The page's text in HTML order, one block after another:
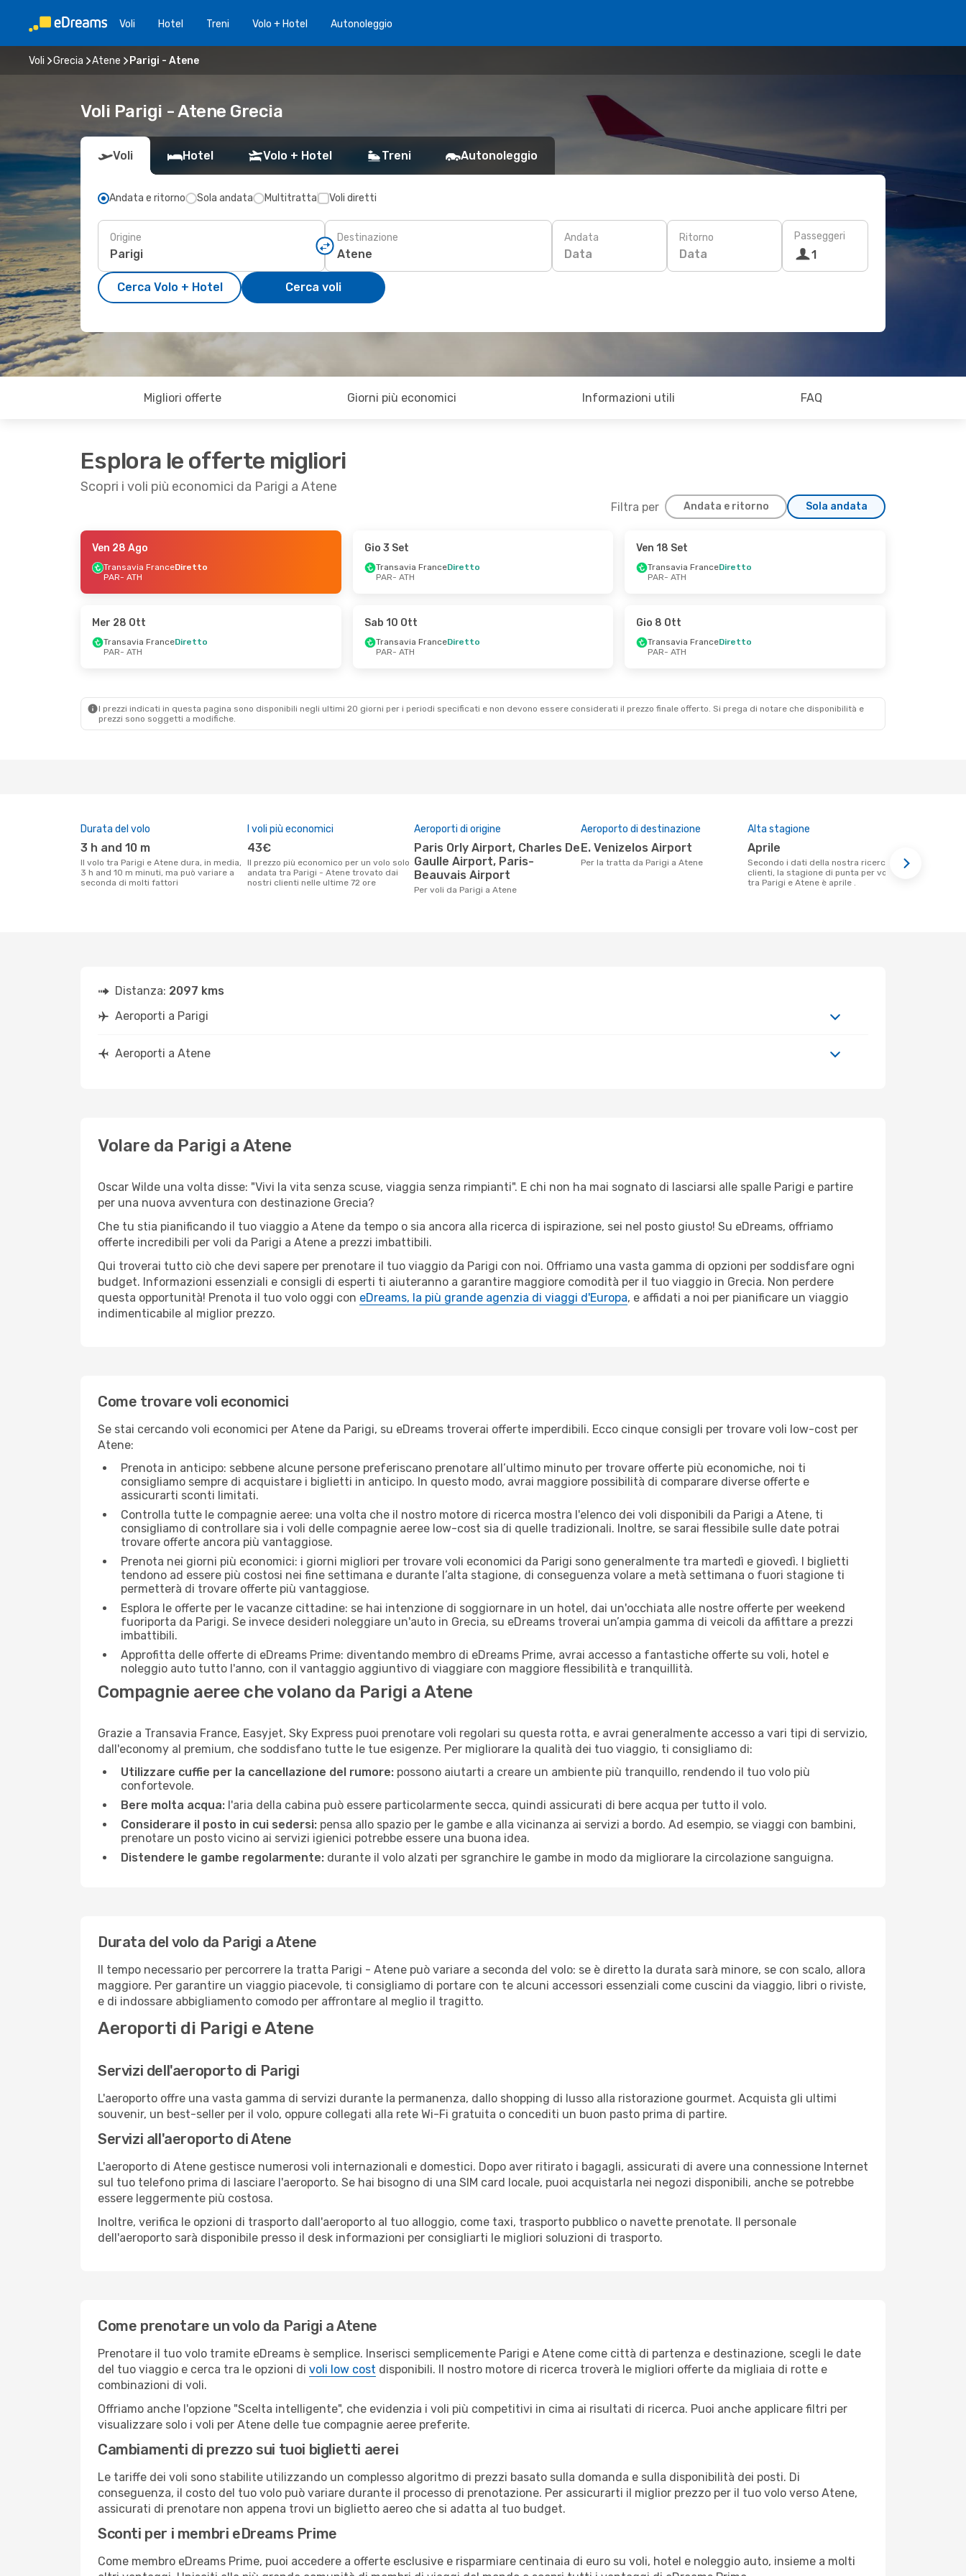
Voli Hotel Treni Volo + Hotel Autonoleggio
Voli Grecia Atene Parigi - Atene
Voli Parigi - Atene Grecia
Voli Hotel Volo + Hotel Treni Autonoleggio
Andata e ritorno Sola andata Multitratta Voli diretti
Origine Destinazione Andata
Data
Ritorno
Data
Passeggeri
1
Cerca Volo + Hotel Cerca voli
Migliori offerte Giorni più economici Informazioni utili FAQ
Esplora le offerte migliori
Scopri i voli più economici da Parigi a Atene
Filtra per Andata e ritorno Sola andata
- Mer 9 Set
Diretto
- Mer 21 Ott
- Gio 8 Ott
1 Scalo
ATH- PAR
Ven 28 Ago
Transavia FranceDiretto
PAR- ATH
Gio 3 Set
Transavia FranceDiretto
PAR- ATH
Ven 18 Set
Transavia FranceDiretto
PAR- ATH
Mer 28 Ott
Transavia FranceDiretto
PAR- ATH
Sab 10 Ott
Transavia FranceDiretto
PAR- ATH
Gio 8 Ott
Transavia FranceDiretto
PAR- ATH
I prezzi indicati in questa pagina sono disponibili negli ultimi 20 giorni per i periodi specificati e non devono essere considerati il ​​prezzo finale offerto. Si prega di notare che disponibilità e
prezzi sono soggetti a modifiche.
Durata del volo
3 h and 10 m
Il volo tra Parigi e Atene dura, in media,
3 h and 10 m minuti, ma può variare a
seconda di molti fattori
I voli più economici
43€
Il prezzo più economico per un volo solo
andata tra Parigi - Atene trovato dai
nostri clienti nelle ultime 72 ore
Aeroporti di origine
Paris Orly Airport, Charles De
Gaulle Airport, Paris-
Beauvais Airport
Per voli da Parigi a Atene
Aeroporto di destinazione
E. Venizelos Airport
Per la tratta da Parigi a Atene
Alta stagione
aprile
Secondo i dati della nostra ricerca
clienti, la stagione di punta per volare
tra Parigi e Atene è aprile .
Distanza: 2097 kms
Aeroporti a Parigi
Aeroporti a Atene
Volare da Parigi a Atene
Oscar Wilde una volta disse: "Vivi la vita senza scuse, viaggia senza rimpianti". E chi non ha mai sognato di lasciarsi alle spalle Parigi e partire
per una nuova avventura con destinazione Grecia?
Che tu stia pianificando il tuo viaggio a Atene da tempo o sia ancora alla ricerca di ispirazione, sei nel posto giusto! Su eDreams, offriamo
offerte incredibili per voli da Parigi a Atene a prezzi imbattibili.
Qui troverai tutto ciò che devi sapere per prenotare il tuo viaggio da Parigi con noi. Offriamo una vasta gamma di opzioni per soddisfare ogni
budget. Informazioni essenziali e consigli di esperti ti aiuteranno a garantire maggiore comodità per il tuo viaggio in Grecia. Non perdere
questa opportunità! Prenota il tuo volo oggi con eDreams, la più grande agenzia di viaggi d'Europa, e affidati a noi per pianificare un viaggio
indimenticabile al miglior prezzo.
Come trovare voli economici
Se stai cercando voli economici per Atene da Parigi, su eDreams troverai offerte imperdibili. Ecco cinque consigli per trovare voli low-cost per
Atene:
Prenota in anticipo: sebbene alcune persone preferiscano prenotare all’ultimo minuto per trovare offerte più economiche, noi ti
consigliamo sempre di acquistare i biglietti in anticipo. In questo modo, avrai maggiore possibilità di comparare diverse offerte e
assicurarti sconti limitati.
Controlla tutte le compagnie aeree: una volta che il nostro motore di ricerca mostra l'elenco dei voli disponibili da Parigi a Atene, ti
consigliamo di controllare sia i voli delle compagnie aeree low-cost sia di quelle tradizionali. Inoltre, se sarai flessibile sulle date potrai
trovare offerte ancora più vantaggiose.
Prenota nei giorni più economici: i giorni migliori per trovare voli economici da Parigi sono generalmente tra martedì e giovedì. I biglietti
tendono ad essere più costosi nei fine settimana e durante l’alta stagione, di conseguenza volare a metà settimana o fuori stagione ti
permetterà di trovare offerte più vantaggiose.
Esplora le offerte per le vacanze cittadine: se hai intenzione di soggiornare in un hotel, dai un'occhiata alle nostre offerte per weekend
fuoriporta da Parigi. Se invece desideri noleggiare un'auto in Grecia, su eDreams troverai un’ampia gamma di veicoli da affittare a prezzi
imbattibili.
Approfitta delle offerte di eDreams Prime: diventando membro di eDreams Prime, avrai accesso a fantastiche offerte su voli, hotel e
noleggio auto tutto l'anno, con il vantaggio aggiuntivo di viaggiare con maggiore flessibilità e tranquillità.
Compagnie aeree che volano da Parigi a Atene
Grazie a Transavia France, Easyjet, Sky Express puoi prenotare voli regolari su questa rotta, e avrai generalmente accesso a vari tipi di servizio,
dall'economy al premium, che soddisfano tutte le tue esigenze. Per migliorare la qualità dei tuo viaggio, ti consigliamo di:
Utilizzare cuffie per la cancellazione del rumore: possono aiutarti a creare un ambiente più tranquillo, rendendo il tuo volo più
confortevole.
Bere molta acqua: l'aria della cabina può essere particolarmente secca, quindi assicurati di bere acqua per tutto il volo.
Considerare il posto in cui sedersi: pensa allo spazio per le gambe e alla vicinanza ai servizi a bordo. Ad esempio, se viaggi con bambini,
prenotare un posto vicino ai servizi igienici potrebbe essere una buona idea.
Distendere le gambe regolarmente: durante il volo alzati per sgranchire le gambe in modo da migliorare la circolazione sanguigna.
Durata del volo da Parigi a Atene
Il tempo necessario per percorrere la tratta Parigi - Atene può variare a seconda del volo: se è diretto la durata sarà minore, se con scalo, allora
maggiore. Per garantire un viaggio piacevole, ti consigliamo di portare con te alcuni accessori essenziali come cuscini da viaggio, libri o riviste,
e di indossare abbigliamento comodo per affrontare al meglio il tragitto.
Aeroporti di Parigi e Atene
Servizi dell'aeroporto di Parigi
L'aeroporto offre una vasta gamma di servizi durante la permanenza, dallo shopping di lusso alla ristorazione gourmet. Acquista gli ultimi
souvenir, un best-seller per il volo, oppure collegati alla rete Wi-Fi gratuita o concediti un buon pasto prima di partire.
Servizi all'aeroporto di Atene
L'aeroporto di Atene gestisce numerosi voli internazionali e domestici. Dopo aver ritirato i bagagli, assicurati di avere una connessione Internet
sul tuo telefono prima di lasciare l'aeroporto. Se hai bisogno di una SIM card locale, puoi acquistarla nei negozi disponibili, anche se potrebbe
essere leggermente più costosa.
Inoltre, verifica le opzioni di trasporto dall'aeroporto al tuo alloggio, come taxi, trasporto pubblico o navette prenotate. Il personale
dell'aeroporto sarà disponibile presso il desk informazioni per consigliarti le migliori soluzioni di trasporto.
Come prenotare un volo da Parigi a Atene
Prenotare il tuo volo tramite eDreams è semplice. Inserisci semplicemente Parigi e Atene come città di partenza e destinazione, scegli le date
del tuo viaggio e cerca tra le opzioni di voli low cost disponibili. Il nostro motore di ricerca troverà le migliori offerte da migliaia di rotte e
combinazioni di voli.
Offriamo anche l'opzione "Scelta intelligente", che evidenzia i voli più competitivi in cima ai risultati di ricerca. Puoi anche applicare filtri per
visualizzare solo i voli per Atene delle tue compagnie aeree preferite.
Cambiamenti di prezzo sui tuoi biglietti aerei
Le tariffe dei voli sono stabilite utilizzando un complesso algoritmo di prezzi basato sulla domanda e sulla disponibilità dei posti. Di
conseguenza, il costo del tuo volo può variare durante il processo di prenotazione. Per assicurarti il miglior prezzo per il tuo volo verso Atene,
assicurati di prenotare non appena trovi un biglietto aereo che si adatta al tuo budget.
Sconti per i membri eDreams Prime
Come membro eDreams Prime, puoi accedere a offerte esclusive e risparmiare centinaia di euro su voli, hotel e noleggio auto, insieme a molti